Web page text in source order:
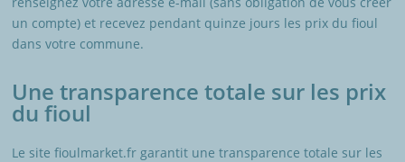
un compte) et recevez pendant quinze jours les prix du fioul
dans votre commune.
Une transparence totale sur les prix
du fioul
Le site fioulmarket.fr garantit une transparence totale sur les